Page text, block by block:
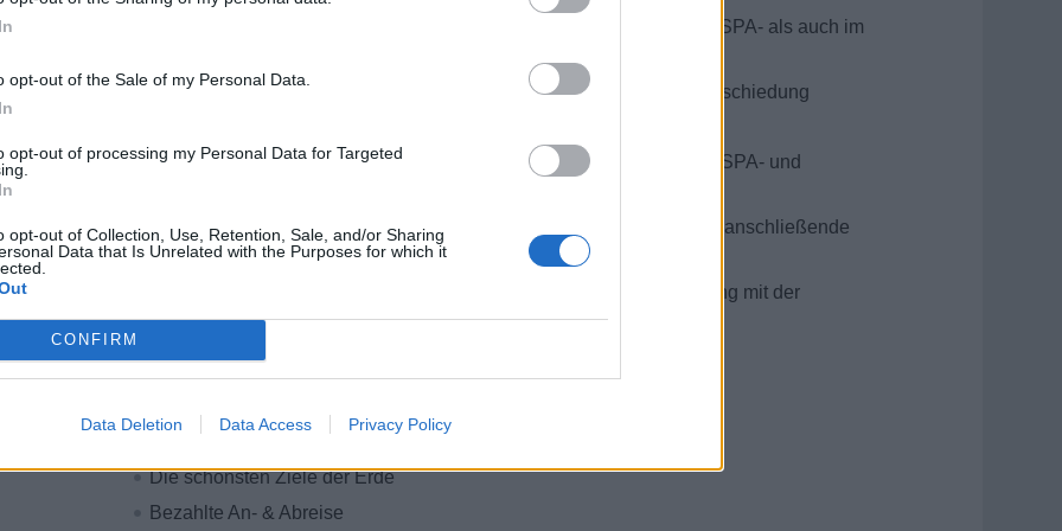
opt-out of the Sale of my Personal Data.
opt-out of processing my Personal Data for Targeted
opt-out of Collection, Use, Retention, Sale, and/or Sharing
Data that Is Unrelated with the Purposes for which it
CONFIRM
Data Deletion Data Access Privacy Policy
Je nach Therapieform freie Auswahl der Räumlichkeiten, sowohl im SPA- als auch im
Rundumbetreuung der Gäste vom herzlichen Empfang bis zur Verabschiedung
Aktives Cross-Selling bezüglich weiterführender Angebote aus dem SPA- und
Vertragsdauer deines ersten Einsatzes: wahlweise 4 oder 6 Monate, anschließende
Folgeverträge möglich
Dein Aufstieg erfolgt auf Basis deiner Verfügbarkeit in Zusammenhang mit der
Einsatzplanung an Bord und ist generell ganzjährig möglich.
Warum sea chefs?
Das bieten wir dir:
Die schönsten Ziele der Erde
Bezahlte An- & Abreise